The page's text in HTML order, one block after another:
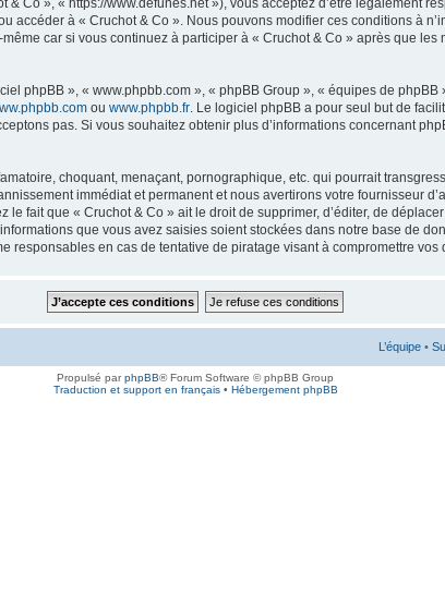
à « Cruchot & Co ». Nous pouvons modifier ces conditions à
car si vous continuez à participer à « Cruchot & Co » après que
phpBB », « www.phpbb.com », « phpBB Group », « équipes de
ou www.phpbb.fr . Le logiciel phpBB a pour seul but de
pas. Si vous souhaitez obtenir plus d’informations concernant
choquant, menaçant, pornographique, etc. qui pourrait
immédiat et permanent et nous avertirons votre fournisseur
fait que « Cruchot & Co » ait le droit de supprimer, d’éditer, de
que vous avez saisies soient stockées dans notre base de
responsables en cas de tentative de piratage visant à compromettre vos
L’équipe •
Propulsé parphpBB® Forum Software © phpBB Group
Traduction et support en français• Hébergement phpBB